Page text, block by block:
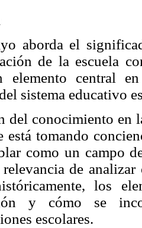
aborda el
de la escuela
elemento central
sistema educativo
del conocimiento en
está tomando
como un campo
de
los
y cómo se
escolares.